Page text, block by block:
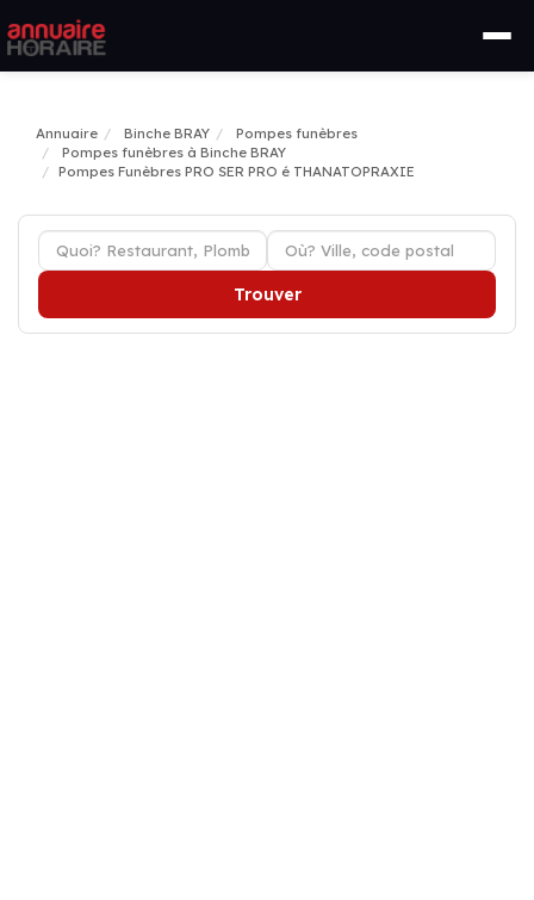
Annuaire Binche BRAY
Pompes funèbres
Pompes funèbres à Binche BRAY
Pompes Funèbres PRO SER PRO é THANATOPRAXIE
Trouver